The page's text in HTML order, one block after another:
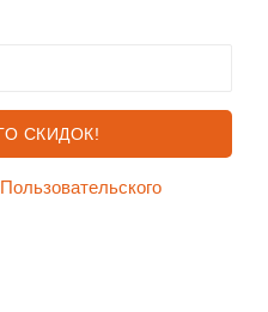
Пользовательского